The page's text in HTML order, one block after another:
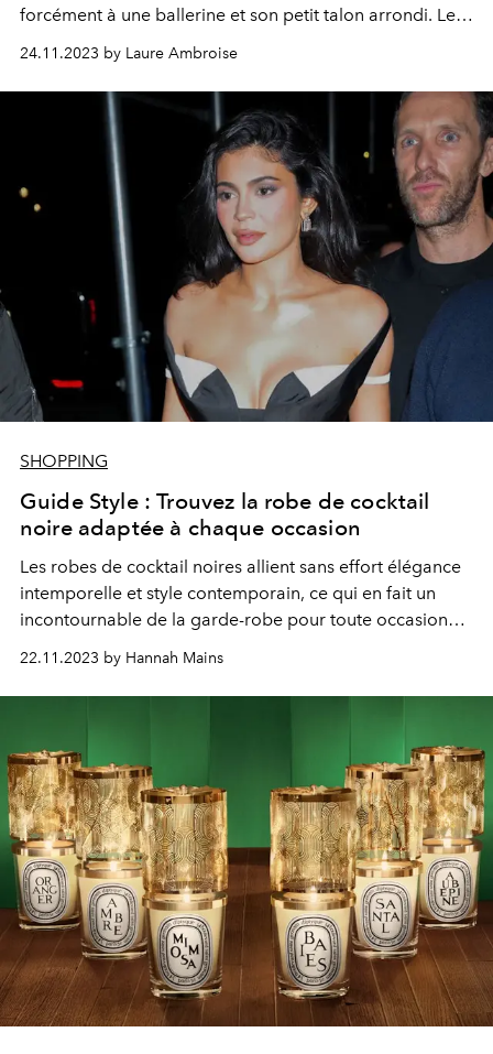
forcément à une ballerine et son petit talon arrondi. Le
24.11.2023 by Laure Ambroise
SHOPPING
Guide Style : Trouvez la robe de cocktail
noire adaptée à chaque occasion
Les robes de cocktail noires allient sans effort élégance
intemporelle et style contemporain, ce qui en fait un
incontournable de la garde-robe pour toute occasion
22.11.2023 by Hannah Mains